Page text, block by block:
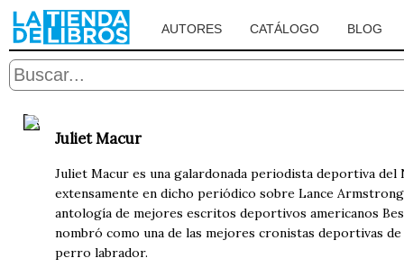
AUTORES CATÁLOGO BLOG
Juliet Macur
Juliet Macur es una galardonada periodista deportiva
extensamente en dicho periódico sobre Lance
antología de mejores escritos deportivos americanos
nombró como una de las mejores cronistas deportivas
perro labrador.